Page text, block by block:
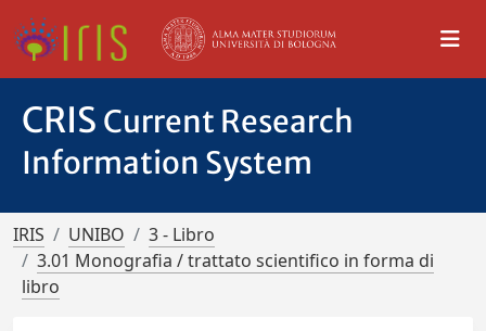
CRIS Current Research
Information System
IRIS UNIBO
3 - Libro
3.01 Monografia / trattato scientifico in forma di
libro